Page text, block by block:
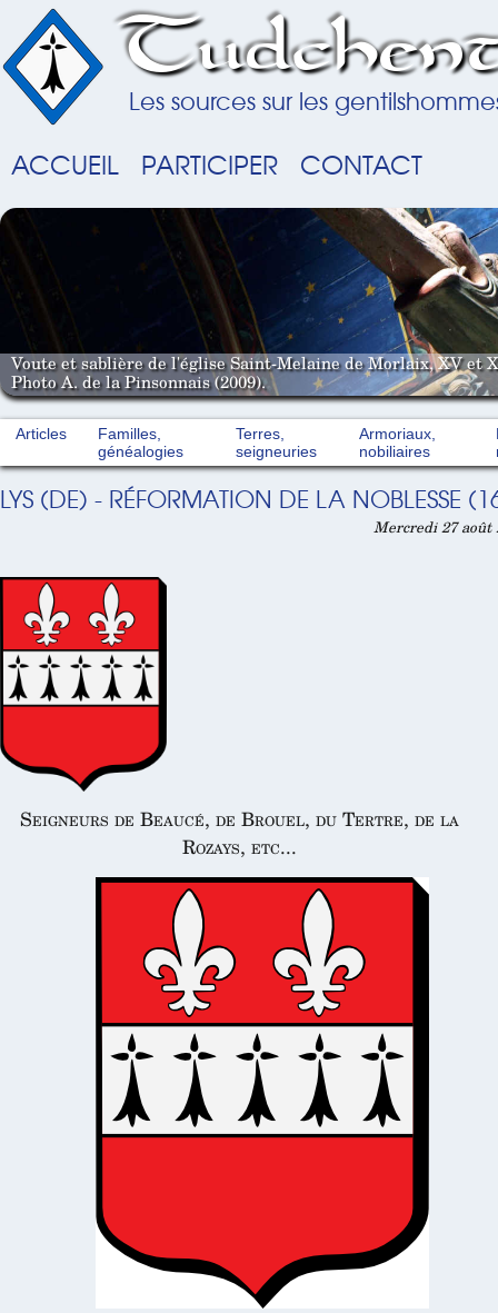
Les sources sur les
ACCUEIL PARTICIPER CONTACT
Voute et sablière de l'église Saint-Melaine de Morlaix, XV et
Photo A. de la Pinsonnais (2009).
Articles
Familles,
généalogies
Terres,
seigneuries
Armoriaux,
nobiliaires
LYS (DE) - RÉFORMATION DE LA NOBLESSE
Mercredi 27 août
Seigneurs de Beaucé, de Brouel, du Tertre, de la
Rozays, etc...